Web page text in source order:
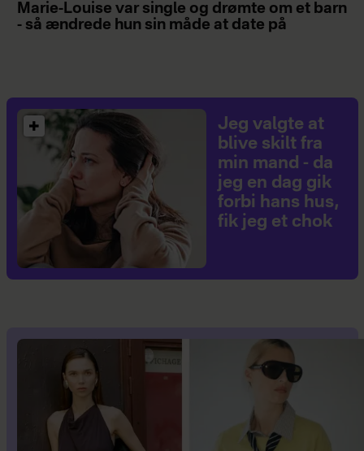
Marie-Louise var single og drømte om et barn
- så ændrede hun sin måde at date på
Jeg valgte at
blive skilt fra
min mand - da
jeg en dag gik
forbi hans hus,
fik jeg et chok